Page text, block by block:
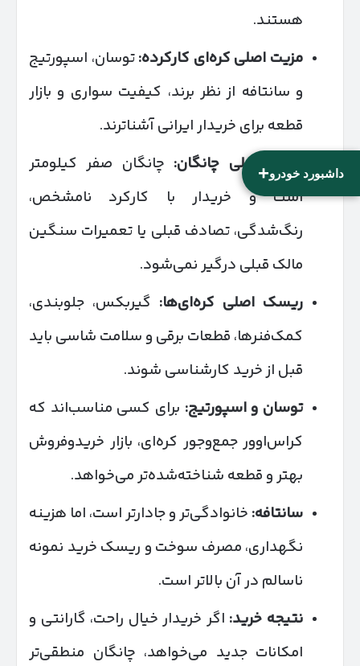
هستند.
مزیت اصلی کره‌ای کارکرده:توسان، اسپورتیج
و سانتافه از نظر برند، کیفیت سواری و بازار
قطعه برای خریدار ایرانی آشناترند.
مزیت اصلی چانگان: چانگان صفر کیلومتر
است و خریدار با کارکرد نامشخص،
رنگ‌شدگی، تصادف قبلی یا تعمیرات سنگین
مالک قبلی درگیر نمی‌شود.
ریسک اصلی کره‌ای‌ها: گیربکس، جلوبندی،
کمک‌فنرها، قطعات برقی و سلامت شاسی باید
قبل از خرید کارشناسی شوند.
توسان و اسپورتیج: برای کسی مناسب‌اند که
کراس‌اوور جمع‌وجور کره‌ای، بازار خریدوفروش
بهتر و قطعه شناخته‌شده‌تر می‌خواهد.
سانتافه: خانوادگی‌تر و جادارتر است، اما هزینه
نگهداری، مصرف سوخت و ریسک خرید نمونه
ناسالم در آن بالاتر است.
نتیجه خرید: اگر خریدار خیال راحت، گارانتی و
امکانات جدید می‌خواهد، چانگان منطقی‌تر
+داشبورد خودرو